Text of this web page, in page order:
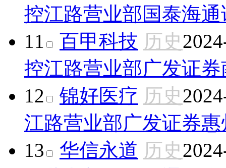
控江路营业部国泰海
11
百甲科技 历史
控江路营业部广发证
12
锦好医疗 历史
江路营业部广发证券
13
华信永道 历史